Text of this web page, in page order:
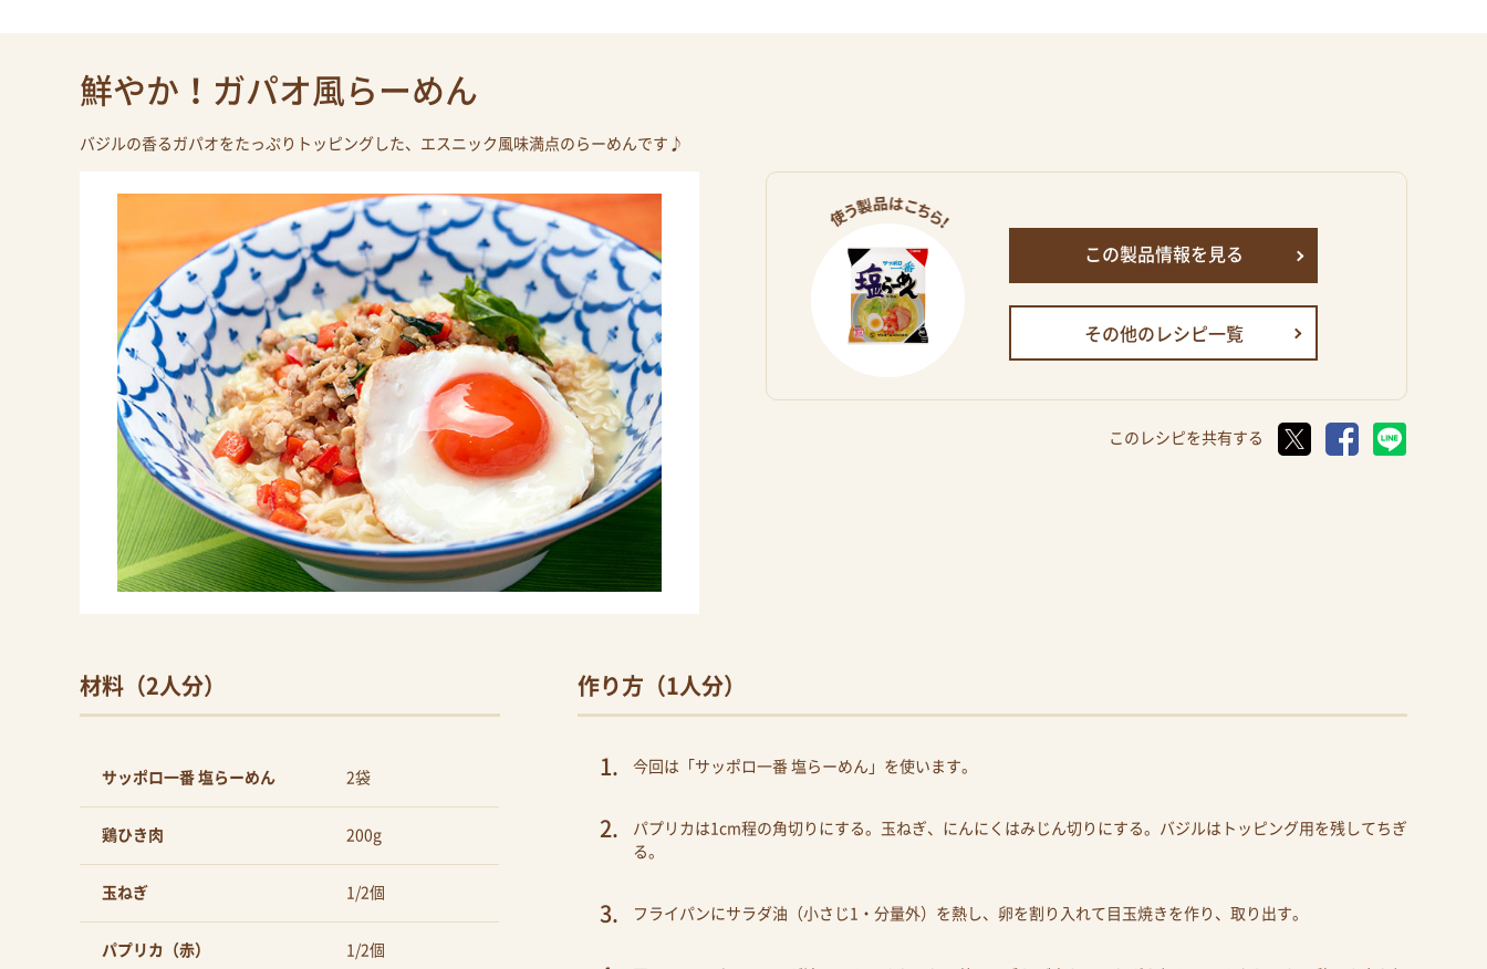
鮮やか！ガパオ風らーめん
バジルの香るガパオをたっぷりトッピングした、エスニック風味満点のらーめんです♪
この製品情報を見る
その他のレシピ一覧
このレシピを共有する
材料（2人分）
サッポロ一番 塩らーめん 2袋
鶏ひき肉 200g
玉ねぎ 1/2個
パプリカ（赤） 1/2個
作り方（1人分）
今回は「サッポロ一番 塩らーめん」を使います。
パプリカは1cm程の角切りにする。玉ねぎ、にんにくはみじん切りにする。バジルはトッピング用を残してちぎ
る。
フライパンにサラダ油（小さじ1・分量外）を熱し、卵を割り入れて目玉焼きを作り、取り出す。